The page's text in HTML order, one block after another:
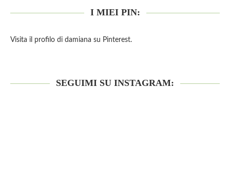
I MIEI PIN:
Visita il profilo di damiana su Pinterest.
SEGUIMI SU INSTAGRAM: